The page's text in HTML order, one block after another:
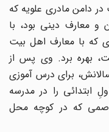
مادری علویه که
معارف دینی بود، با
با معارف اهل بیت
بهره برد. وی پس از
برای درس آموزی
را در مدرسه
که در کوچه محل